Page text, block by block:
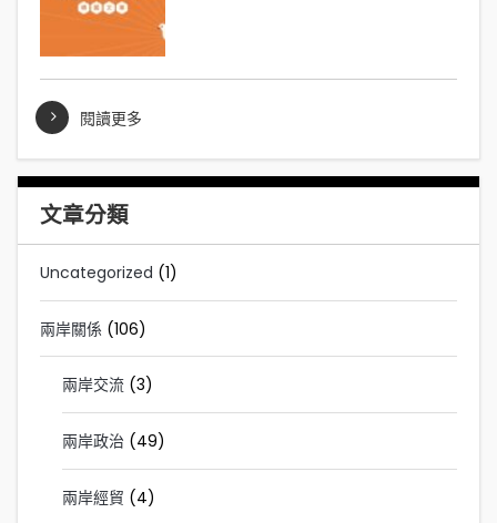
閱讀更多
文章分類
Uncategorized (1)
兩岸關係 (106)
兩岸交流 (3)
兩岸政治 (49)
兩岸經貿 (4)